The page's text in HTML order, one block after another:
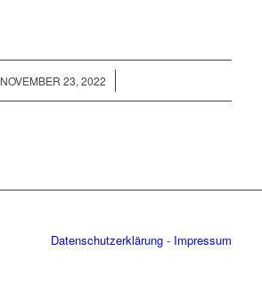
NOVEMBER 23, 2022
/
Datenschutzerklärung - Impressum